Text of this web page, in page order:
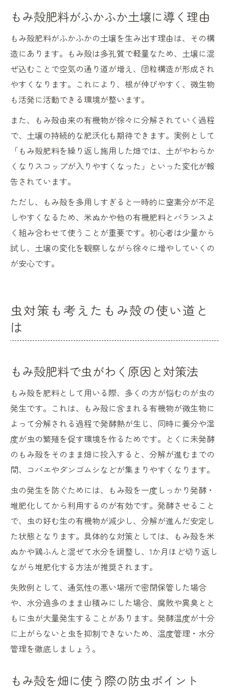
もみ殻肥料がふかふか土壌に導く理由
もみ殻肥料がふかふかの土壌を生み出す理由は、その構
造にあります。もみ殻は多孔質で軽量なため、土壌に混
ぜ込むことで空気の通り道が増え、団粒構造が形成され
やすくなります。これにより、根が伸びやすく、微生物
も活発に活動できる環境が整います。
また、もみ殻由来の有機物が徐々に分解されていく過程
で、土壌の持続的な肥沃化も期待できます。実例として
「もみ殻肥料を繰り返し施用した畑では、土がやわらか
くなりスコップが入りやすくなった」といった変化が報
告されています。
ただし、もみ殻を多用しすぎると一時的に窒素分が不足
しやすくなるため、米ぬかや他の有機肥料とバランスよ
く組み合わせて使うことが重要です。初心者は少量から
試し、土壌の変化を観察しながら徐々に増やしていくの
が安心です。
虫対策も考えたもみ殻の使い道と
は
もみ殻肥料で虫がわく原因と対策法
もみ殻を肥料として用いる際、多くの方が悩むのが虫の
発生です。これは、もみ殻に含まれる有機物が微生物に
よって分解される過程で発酵熱が生じ、同時に養分や湿
度が虫の繁殖を促す環境を作るためです。とくに未発酵
のもみ殻をそのまま畑に投入すると、分解が進むまでの
間、コバエやダンゴムシなどが集まりやすくなります。
虫の発生を防ぐためには、もみ殻を一度しっかり発酵・
堆肥化してから利用するのが有効です。発酵させること
で、虫の好む生の有機物が減少し、分解が進んだ安定し
た状態となります。具体的な対策としては、もみ殻を米
ぬかや鶏ふんと混ぜて水分を調整し、1か月ほど切り返し
ながら堆肥化する方法が推奨されます。
失敗例として、通気性の悪い場所で密閉保管した場合
や、水分過多のまま山積みにした場合、腐敗や異臭とと
もに虫が大量発生することがあります。発酵温度が十分
に上がらないと虫を抑制できないため、温度管理・水分
管理を徹底しましょう。
もみ殻を畑に使う際の防虫ポイント